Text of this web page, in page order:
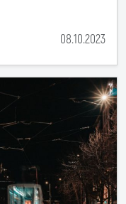
08.10.2023